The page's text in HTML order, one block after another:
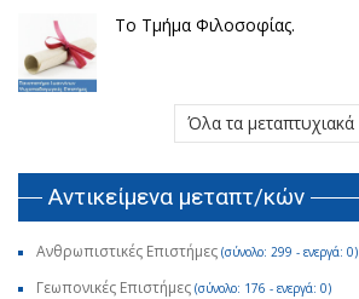
Το Τμήμα Φιλοσοφίας.
Όλα τα μεταπτυχιακά
Αντικείμενα μεταπτ/κών
Ανθρωπιστικές Επιστήμες (σύνολο: 299 - ενεργά: 0)
Γεωπονικές Επιστήμες (σύνολο: 176 - ενεργά: 0)